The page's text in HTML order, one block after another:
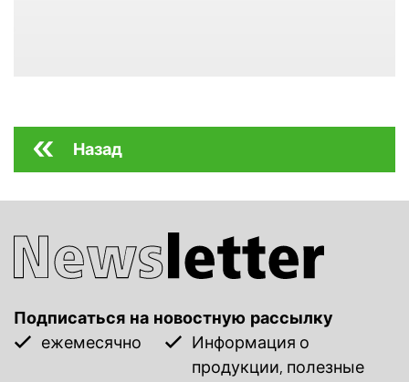
Назад
Подписаться на новостную рассылку
ежемесячно
Информация о
продукции, полезные